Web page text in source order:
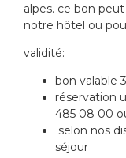
alpes. ce bon
notre hôtel ou
validité:
bon valable
réservation
485 08 00
selon nos
séjour